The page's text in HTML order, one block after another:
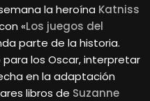
la heroína Katniss
«Los juegos del
parte de la historia.
los Oscar, interpretar
en la adaptación
libros de Suzanne